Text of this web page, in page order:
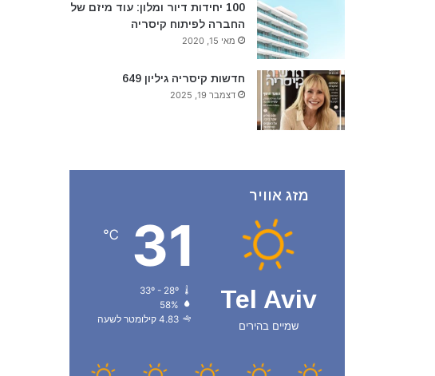
100 יחידות דיור ומלון: עוד מיזם של
החברה לפיתוח קיסריה
מאי 15, 2020
חדשות קיסריה גיליון 649
דצמבר 19, 2025
מזג אוויר
Tel Aviv
שמיים בהירים
31
℃
33º - 28º
58%
4.83 קילומטר לשעה